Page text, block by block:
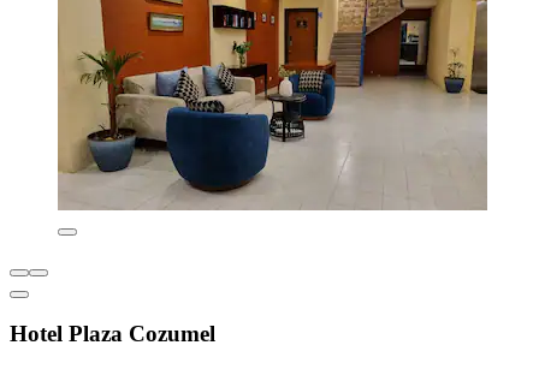
Hotel Plaza Cozumel